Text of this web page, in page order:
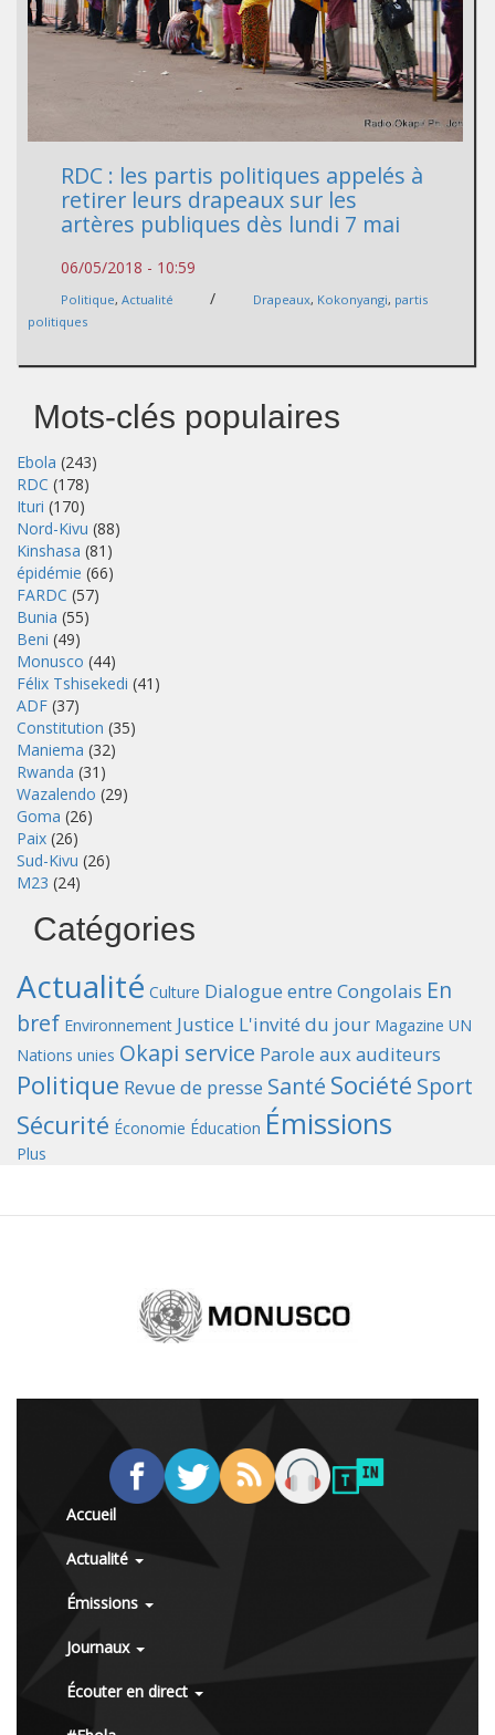
RDC : les partis politiques appelés à
retirer leurs drapeaux sur les
artères publiques dès lundi 7 mai
06/05/2018 - 10:59
Politique, Actualité / Drapeaux, Kokonyangi, partis
politiques
Mots-clés populaires
Ebola (243)
RDC (178)
Ituri (170)
Nord-Kivu (88)
Kinshasa (81)
épidémie (66)
FARDC (57)
Bunia (55)
Beni (49)
Monusco (44)
Félix Tshisekedi (41)
ADF (37)
Constitution (35)
Maniema (32)
Rwanda (31)
Wazalendo (29)
Goma (26)
Paix (26)
Sud-Kivu (26)
M23 (24)
Catégories
Actualité Culture Dialogue entre Congolais En
bref Environnement Justice L'invité du jour Magazine UN
Nations unies Okapi service Parole aux auditeurs
Politique Revue de presse Santé Société Sport
Sécurité Économie Éducation Émissions
Plus
Accueil
Actualité
Émissions
Journaux
Écouter en direct